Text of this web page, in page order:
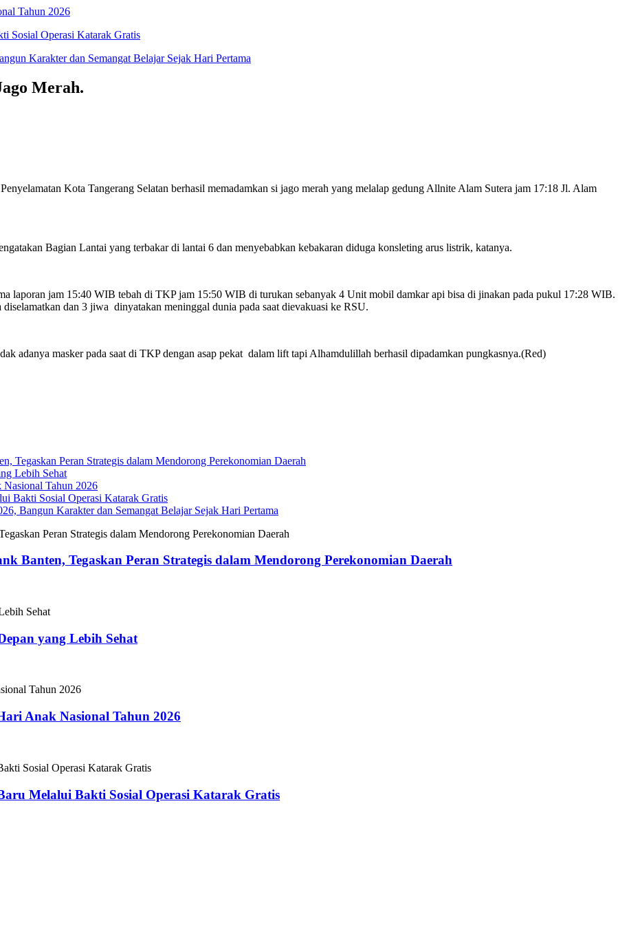
Tahun 2026
Sosial Operasi Katarak Gratis
Karakter dan Semangat Belajar Sejak Hari Pertama
Merah.
Kota Tangerang Selatan berhasil memadamkan si jago merah yang melalap gedung Allnite Alam Sutera jam 17:18 Jl. Alam
Bagian Lantai yang terbakar di lantai 6 dan menyebabkan kebakaran diduga konsleting arus listrik, katanya.
laporan jam 15:40 WIB tebah di TKP jam 15:50 WIB di turukan sebanyak 4 Unit mobil damkar api bisa di jinakan pada pukul 17:28 WIB.
dan 3 jiwa dinyatakan meninggal dunia pada saat dievakuasi ke RSU.
adanya masker pada saat di TKP dengan asap pekat dalam lift tapi Alhamdulillah berhasil dipadamkan pungkasnya.(Red)
Peran Strategis dalam Mendorong Perekonomian Daerah
Lebih Sehat
Tahun 2026
Bakti Sosial Operasi Katarak Gratis
Bangun Karakter dan Semangat Belajar Sejak Hari Pertama
Banten, Tegaskan Peran Strategis dalam Mendorong Perekonomian Daerah
yang Lebih Sehat
Anak Nasional Tahun 2026
Melalui Bakti Sosial Operasi Katarak Gratis